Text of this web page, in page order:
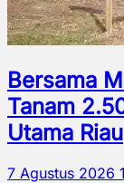
Bersama
Tanam
Utama Riau
7 Agustus 2026